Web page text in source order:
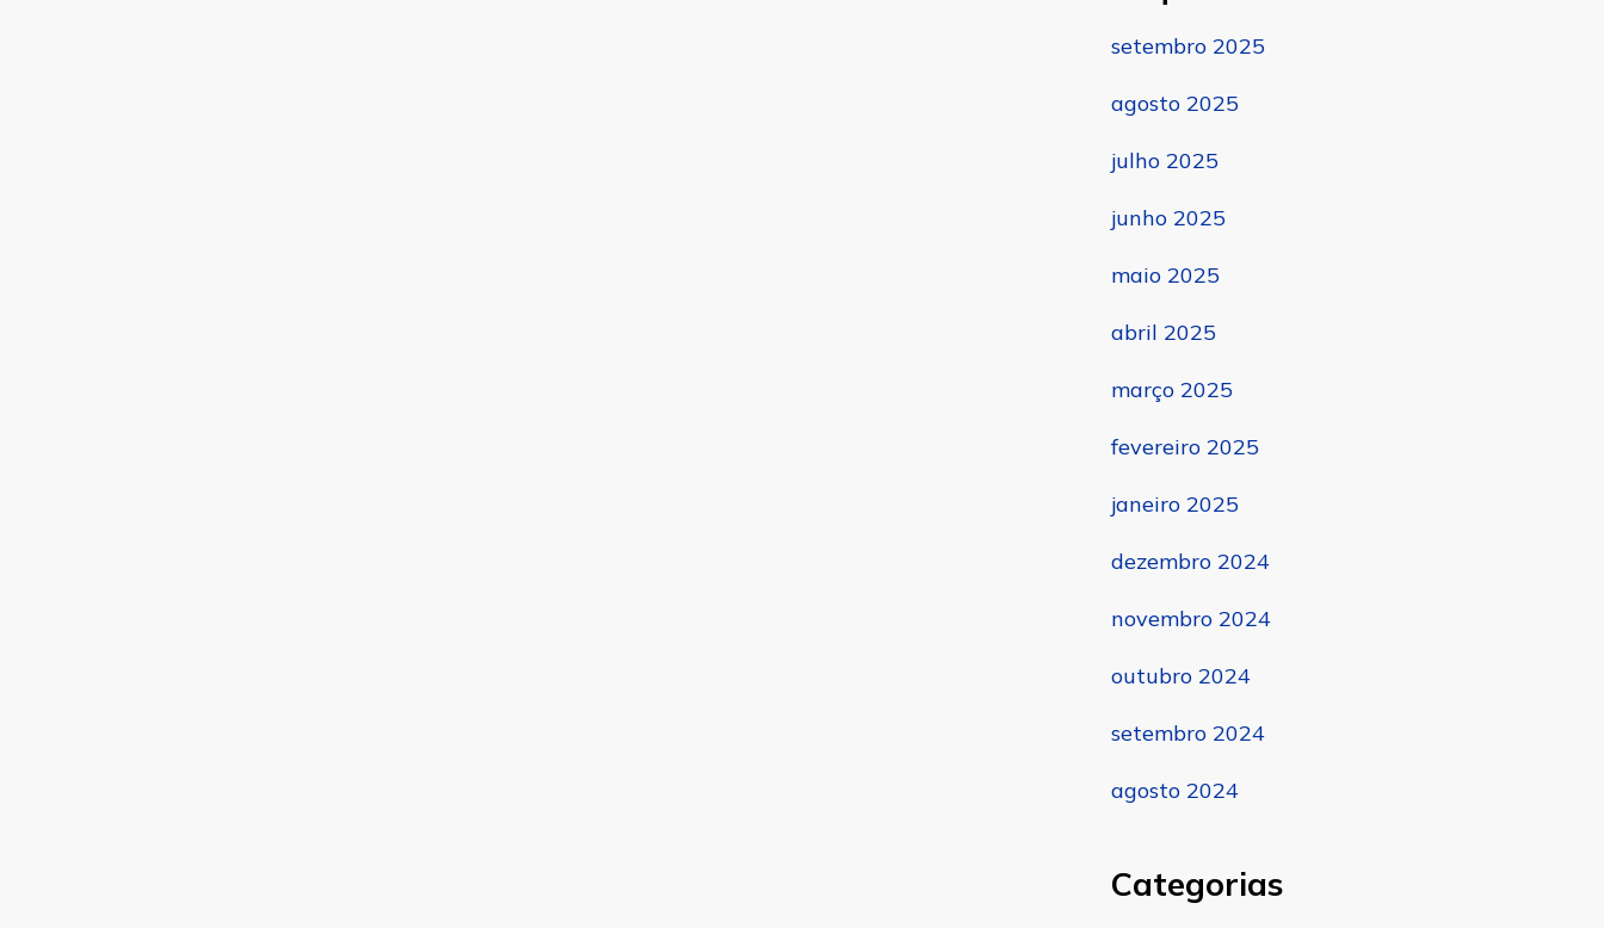
setembro 2025
agosto 2025
julho 2025
junho 2025
maio 2025
abril 2025
março 2025
fevereiro 2025
janeiro 2025
dezembro 2024
novembro 2024
outubro 2024
setembro 2024
agosto 2024
Categorias